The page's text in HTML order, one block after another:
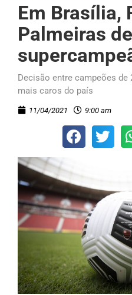
Em Brasília,
Palmeiras
Decisão entre campeões de
mais caros do país
11/04/2021 9:00 am